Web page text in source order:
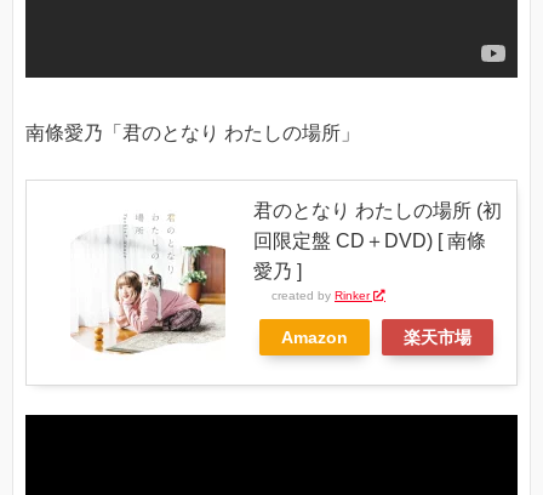
南條愛乃「君のとなり わたしの場所」
君のとなり わたしの場所 (初
回限定盤 CD＋DVD) [ 南條
愛乃 ]
created by Rinker
Amazon 楽天市場